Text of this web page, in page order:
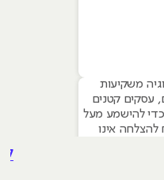
משקיעות
עסקים קטנים
כדי להישמע מעל
אינו
לעסקים קטנים